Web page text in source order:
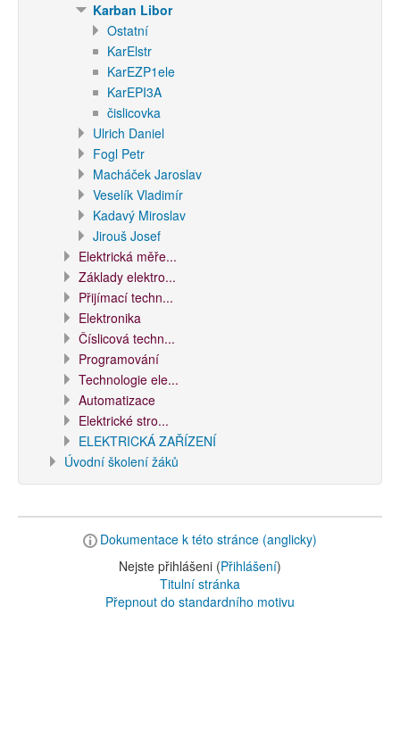
Karban Libor
Ostatní
KarElstr
KarEZP1ele
KarEPI3A
čislicovka
Ulrich Daniel
Fogl Petr
Macháček Jaroslav
Veselík Vladimír
Kadavý Miroslav
Jirouš Josef
Elektrická měře...
Základy elektro...
Přijímací techn...
Elektronika
Číslicová techn...
Programování
Technologie ele...
Automatizace
Elektrické stro...
ELEKTRICKÁ ZAŘÍZENÍ
Úvodní školení žáků
Dokumentace k této stránce (anglicky)
Nejste přihlášeni (Přihlášení)
Titulní stránka
Přepnout do standardního motivu